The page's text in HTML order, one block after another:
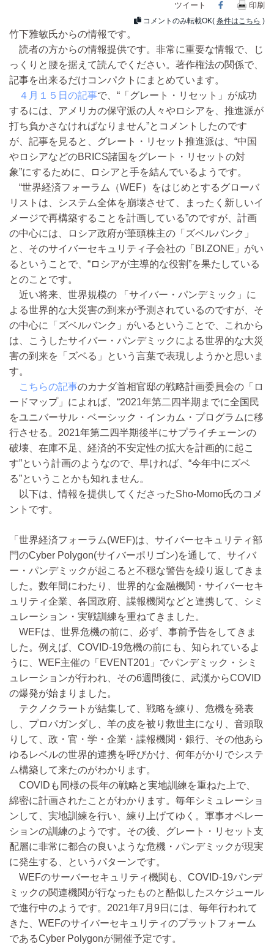
ツイート Facebook
印刷
コメントのみ転載OK( 条件はこちら )
竹下雅敏氏からの情報です。
読者の方からの情報提供です。非常に重要な情報で、じ
っくりと腰を据えて読んでください。著作権法の関係で、
記事を出来るだけコンパクトにまとめています。
４月１５日の記事で、“「グレート・リセット」が成功
するには、アメリカの保守派の人々やロシアを、推進派が
打ち負かさなければなりません”とコメントしたのです
が、記事を見ると、グレート・リセット推進派は、“中国
やロシアなどのBRICS諸国をグレート・リセットの対
象”にするために、ロシアと手を結んでいるようです。
“世界経済フォーラム（WEF）をはじめとするグローバ
リストは、システム全体を崩壊させて、まったく新しいイ
メージで再構築することを計画している”のですが、計画
の中心には、ロシア政府が筆頭株主の「ズベルバンク」
と、そのサイバーセキュリティ子会社の「BI.ZONE」がい
るということで、“ロシアが主導的な役割”を果たしている
とのことです。
近い将来、世界規模の 「サイバー・パンデミック」に
よる世界的な大災害の到来が予測されているのですが、そ
の中心に「ズベルバンク」がいるということで、これから
は、こうしたサイバー・パンデミックによる世界的な大災
害の到来を「ズベる」という言葉で表現しようかと思いま
す。
こちらの記事のカナダ首相官邸の戦略計画委員会の「ロ
ードマップ」によれば、“2021年第二四半期までに全国民
をユニバーサル・ベーシック・インカム・プログラムに移
行させる。2021年第二四半期後半にサプライチェーンの
破壊、在庫不足、経済的不安定性の拡大を計画的に起こ
す”という計画のようなので、早ければ、“今年中にズベ
る”ということかも知れません。
以下は、情報を提供してくださったSho-Momo氏のコメ
ントです。
「世界経済フォーラム(WEF)は、サイバーセキュリティ部
門のCyber Polygon(サイバーポリゴン)を通して、サイバ
ー・パンデミックが起こると不穏な警告を繰り返してきま
した。数年間にわたり、世界的な金融機関・サイバーセキ
ュリティ企業、各国政府、諜報機関などと連携して、シミ
ュレーション・実戦訓練を重ねてきました。
WEFは、世界危機の前に、必ず、事前予告をしてきま
した。例えば、COVID-19危機の前にも、知られているよ
うに、WEF主催の「EVENT201」でパンデミック・シミ
ュレーションが行われ、その6週間後に、武漢からCOVID
の爆発が始まりました。
テクノクラートが結集して、戦略を練り、危機を発表
し、プロパガンダし、羊の皮を被り救世主になり、音頭取
りして、政・官・学・企業・諜報機関・銀行、その他あら
ゆるレベルの世界的連携を呼びかけ、何年がかりでシステ
ム構築して来たのがわかります。
COVIDも同様の長年の戦略と実地訓練を重ねた上で、
綿密に計画されたことがわかります。毎年シミュレーショ
ンして、実地訓練を行い、練り上げてゆく。軍事オペレー
ションの訓練のようです。その後、グレート・リセット支
配層に非常に都合の良いような危機・パンデミックが現実
に発生する、というパターンです。
WEFのサーバーセキュリティ機関も、COVID-19パンデ
ミックの関連機関が行なったものと酷似したスケジュール
で進行中のようです。2021年7月9日には、毎年行われて
きた、WEFのサイバーセキュリティのプラットフォーム
であるCyber Polygonが開催予定です。